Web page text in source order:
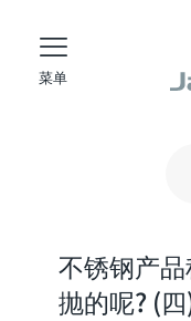
菜单
不锈钢产
抛的呢? (